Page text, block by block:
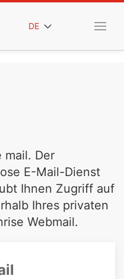
DE
mail. Der
E-Mail-Dienst
Ihnen Zugriff auf
Ihres privaten
Webmail.